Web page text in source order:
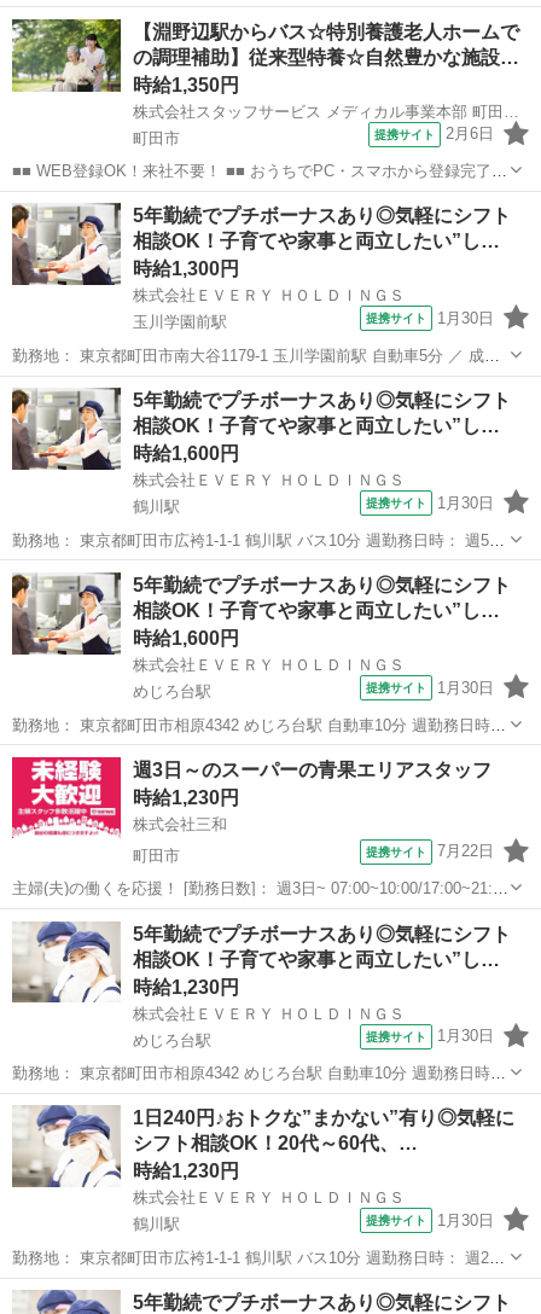
金/土/日 などから選べます [勤務地・最寄駅]： 東京都町田市山崎町
1343-2 スーパー三和 山崎店 町田駅バス20分 [...
東京 町田市 キッチン
【淵野辺駅からバス☆特別養護老人ホームで
の調理補助】従来型特養☆自然豊かな施設…
時給1,350円
町田市
提携サイト 2月6日
■■ WEB登録OK！来社不要！ ■■ おうちでPC・スマホから登録完了！
電話・メールでお仕事を紹介していくので、来社は不要♪ 業界最大級
のお仕事の中から、 あなたの「叶えたい」を叶えられる職場をご紹介
します！ ■■ 資...
東京 町田市 キッチン
5年勤続でプチボーナスあり◎気軽にシフト
相談OK！子育てや家事と両立したい”し…
時給1,300円
株式会社ＥＶＥＲＹ ＨＯＬＤＩＮＧＳ
玉川学園前駅
提携サイト 1月30日
勤務地： 東京都町田市南大谷1179-1 玉川学園前駅 自動車5分 ／ 成瀬
駅 自動車8分 ／ 町田駅 自動車9分 週勤務日時： 週4日~週5日 05:30〜
14:30 雇用形態： パート・アルバイト 給与： 時給 ...
東京 町田市 玉川学園前駅 キッチン
5年勤続でプチボーナスあり◎気軽にシフト
相談OK！子育てや家事と両立したい”し…
時給1,600円
株式会社ＥＶＥＲＹ ＨＯＬＤＩＮＧＳ
鶴川駅
提携サイト 1月30日
勤務地： 東京都町田市広袴1-1-1 鶴川駅 バス10分 週勤務日時： 週5日
12:00〜21:00 雇用形態： パート・アルバイト 給与： 時給 1600円〜
勤務期間： 長期【3ヶ月以上】 =========...
東京 町田市 鶴川駅 キッチン
5年勤続でプチボーナスあり◎気軽にシフト
相談OK！子育てや家事と両立したい”し…
時給1,600円
株式会社ＥＶＥＲＹ ＨＯＬＤＩＮＧＳ
めじろ台駅
提携サイト 1月30日
勤務地： 東京都町田市相原4342 めじろ台駅 自動車10分 週勤務日時：
週5日 05:00〜10:00 雇用形態： パート・アルバイト 給与： 時給 1600
円〜 勤務期間： 長期【3ヶ月以上】 =======...
東京 町田市 めじろ台駅 キッチン
週3日～のスーパーの青果エリアスタッフ
時給1,230円
株式会社三和
町田市
提携サイト 7月22日
主婦(夫)の働くを応援！ [勤務日数]： 週3日~ 07:00~10:00/17:00~21:30
月/火/水/木/金/土/日 などから選べます [勤務地・最寄駅]： 東京都町田
市根岸2-18-1 スーパー三和 アメリア...
東京 町田市 キッチン
5年勤続でプチボーナスあり◎気軽にシフト
相談OK！子育てや家事と両立したい”し…
時給1,230円
株式会社ＥＶＥＲＹ ＨＯＬＤＩＮＧＳ
めじろ台駅
提携サイト 1月30日
勤務地： 東京都町田市相原4342 めじろ台駅 自動車10分 週勤務日時：
週3日~週5日 10:30〜14:30 雇用形態： パート・アルバイト 給与： 時
給 1230円〜 勤務期間： 長期【3ヶ月以上】 ===...
東京 町田市 めじろ台駅 キッチン
1日240円♪おトクな”まかない”有り◎気軽に
シフト相談OK！20代～60代、…
時給1,230円
株式会社ＥＶＥＲＹ ＨＯＬＤＩＮＧＳ
鶴川駅
提携サイト 1月30日
勤務地： 東京都町田市広袴1-1-1 鶴川駅 バス10分 週勤務日時： 週2日
~週5日 06:30〜10:30／16:00〜20:00／16:30〜20:30／17:00〜21:00／
17:30〜21:30 雇用形態：...
東京 町田市 鶴川駅 キッチン
5年勤続でプチボーナスあり◎気軽にシフト